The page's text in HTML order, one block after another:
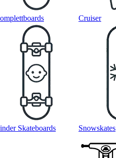
Cruiser
Skateboards Snowskates